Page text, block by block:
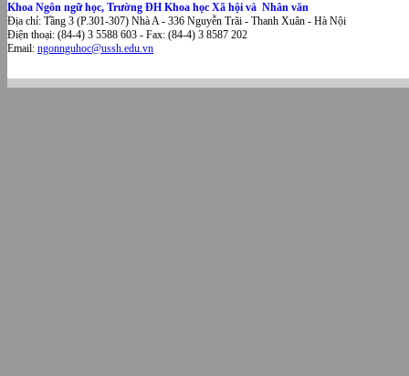
Khoa Ngôn ngữ học, Trường ĐH Khoa học Xã hội và Nhân văn
Địa chỉ: Tầng 3 (P.301-307) Nhà A - 336 Nguyễn Trãi - Thanh Xuân - Hà Nội
Điện thoại: (84-4) 3 5588 603 - Fax: (84-4) 3 8587 202
Email: ngonnguhoc@ussh.edu.vn